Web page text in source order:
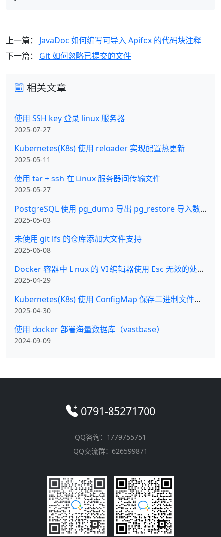
上一篇： JavaDoc 如何编写可导入 Apifox 的代码块注释
下一篇： Git 如何忽略已提交的文件
相关文章
使用 SSH key 登录 linux 服务器
2025-07-27
Kubernetes(K8s) 使用 reloader 实现配置热更新
2025-05-11
使用 tar + ssh 在 Linux 服务器间传输文件
2025-05-27
PostgreSQL 使用 pg_dump 导出 pg_restore 导入数据
2025-05-03
未使用 git lfs 的仓库添加大文件支持
2025-06-08
Docker 容器中 Linux 的 VI 编辑器使用 Esc 无效的处理办法
2025-04-29
Kubernetes(K8s) 使用 ConfigMap 保存二进制文件及挂载方法
2025-04-30
使用 docker 部署海量数据库（vastbase）
2024-09-09
0791-85271700
QQ咨询：1779755751
QQ交流群：626599871